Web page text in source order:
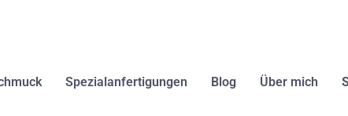
Spezialanfertigungen Blog Über mich